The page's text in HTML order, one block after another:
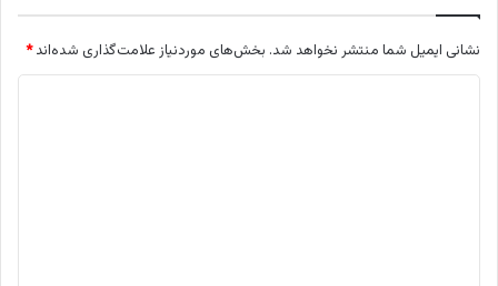
نشانی ایمیل شما منتشر نخواهد شد. بخش‌های موردنیاز علامت‌گذاری شده‌اند*